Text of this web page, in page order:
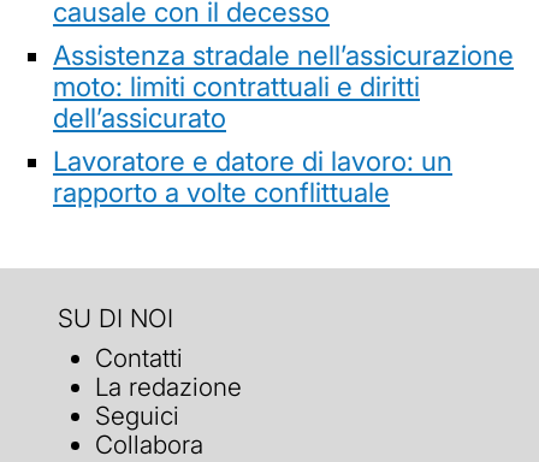
causale con il decesso
Assistenza stradale nell’assicurazione
moto: limiti contrattuali e diritti
dell’assicurato
Lavoratore e datore di lavoro: un
rapporto a volte conflittuale
SU DI NOI
Contatti
La redazione
Seguici
Collabora